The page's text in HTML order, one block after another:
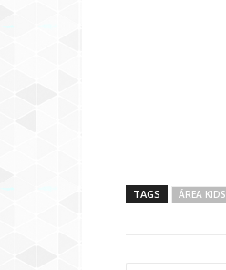
TAGS ÁREA KIDS